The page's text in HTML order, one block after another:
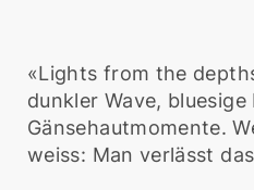
«Lights from the
dunkler Wave, bluesige
Gänsehautmomente.
weiss: Man verlässt